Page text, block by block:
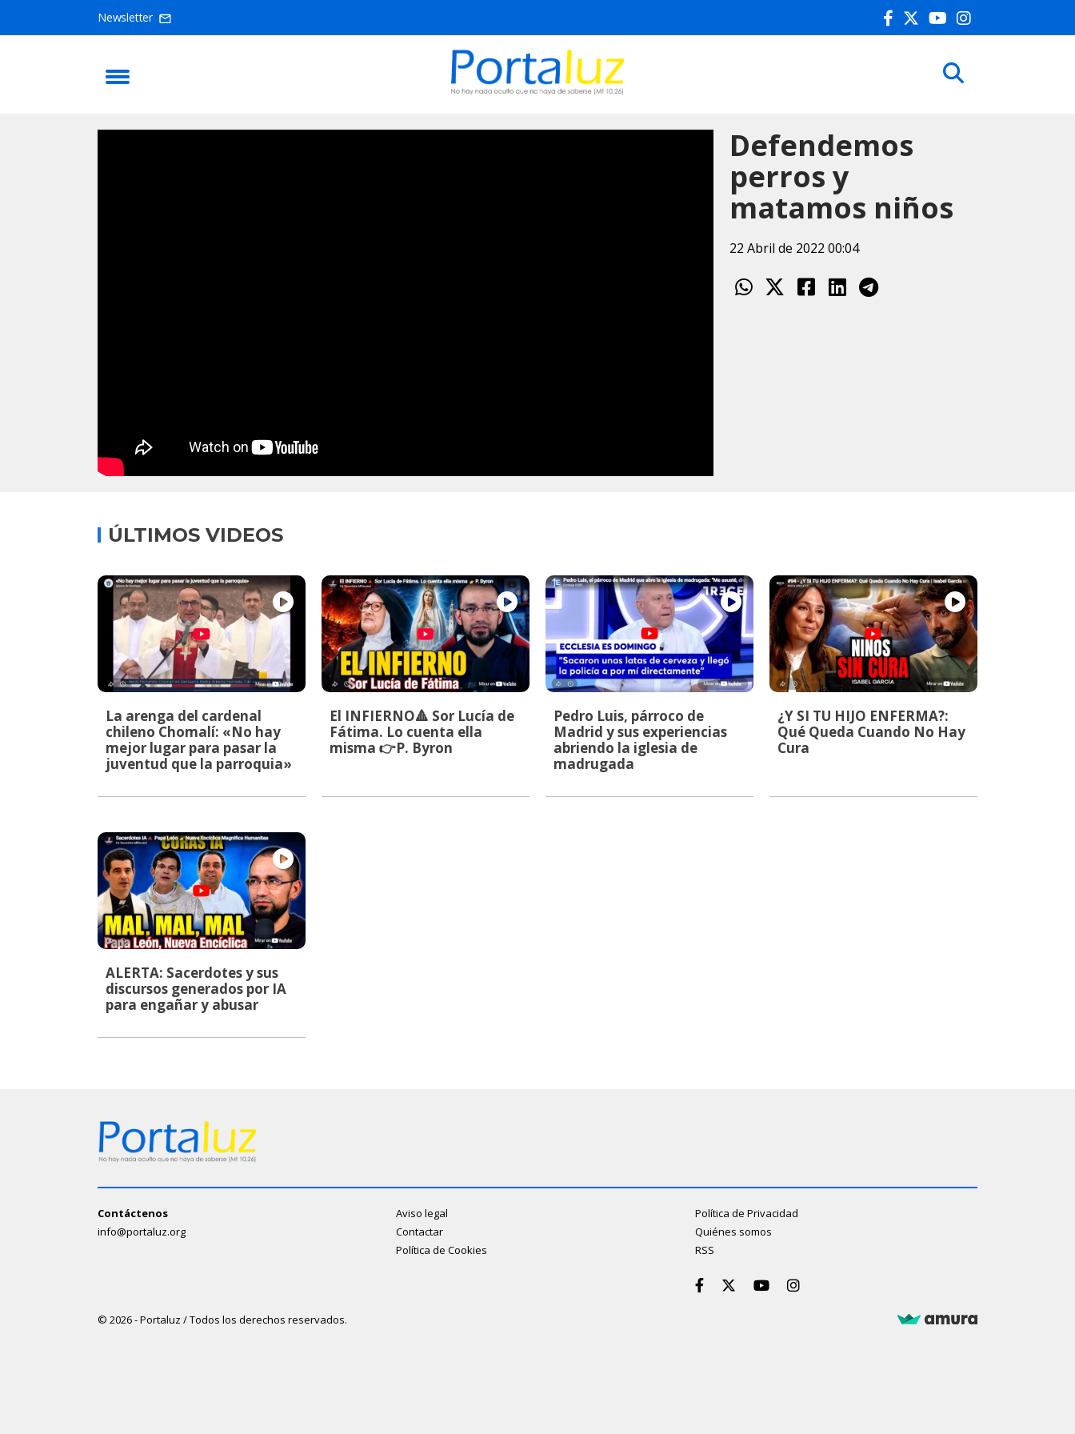
Newsletter
Defendemos
perros y
matamos niños
22 Abril de 2022 00:04
ÚLTIMOS VIDEOS
La arenga del cardenal
chileno Chomalí: «No hay
mejor lugar para pasar la
juventud que la parroquia»
El INFIERNO🔺 Sor Lucía de
Fátima. Lo cuenta ella
misma 👉P. Byron
Pedro Luis, párroco de
Madrid y sus experiencias
abriendo la iglesia de
madrugada
¿Y SI TU HIJO ENFERMA?:
Qué Queda Cuando No Hay
Cura
ALERTA: Sacerdotes y sus
discursos generados por IA
para engañar y abusar
Contáctenos
info@portaluz.org
Aviso legal
Contactar
Política de Cookies
Política de Privacidad
Quiénes somos
RSS
© 2026 - Portaluz / Todos los derechos reservados.